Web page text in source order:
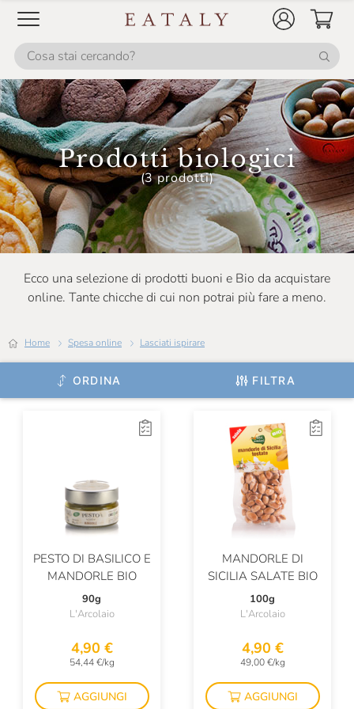
Prodotti biologici
(3 prodotti)
Ecco una selezione di prodotti buoni e Bio da acquistare
online. Tante chicche di cui non potrai più fare a meno.
Home Spesa online Lasciati ispirare
ORDINA FILTRA
Mancini
Marchesi Migliorati
Mariangela Prunotto
Molecola
Mulino Marino
Noberasco
Officina Nobili Bontà
Olio Barbera
Olis Geraci
Olivero Claudio
Opera02
Origine
Pasta Fresca Rossi
Pasta Di Liguria
Pastificio Morelli
Ranieri
RealTea
PESTO DI BASILICO E
MANDORLE BIO
90g
L'Arcolaio
4,90 €
54,44 €/kg
AGGIUNGI
MANDORLE DI
SICILIA SALATE BIO
100g
L'Arcolaio
4,90 €
49,00 €/kg
AGGIUNGI